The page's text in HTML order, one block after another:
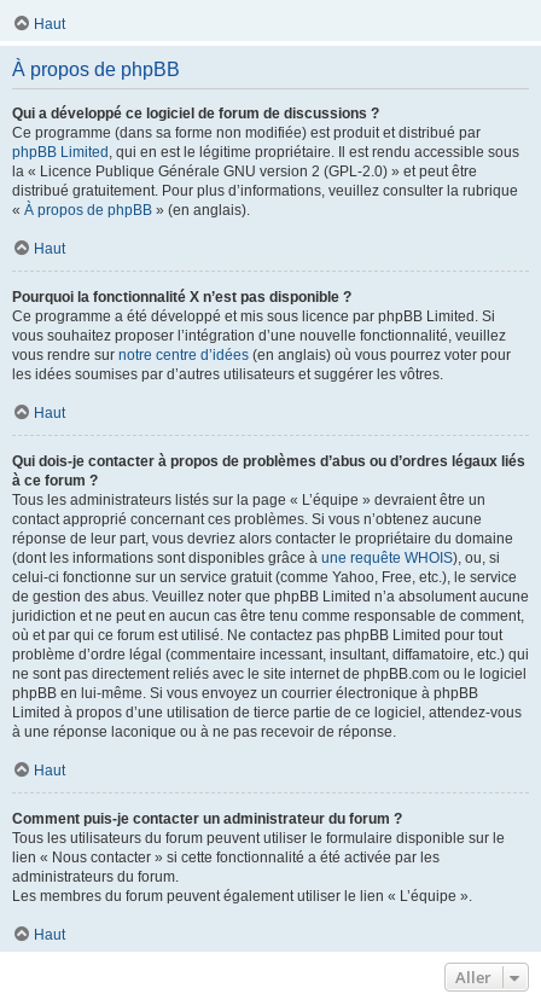
Haut
À propos de phpBB
Qui a développé ce logiciel de forum de discussions ?
Ce programme (dans sa forme non modifiée) est produit et distribué par
phpBB Limited , qui en est le légitime propriétaire. Il est rendu accessible sous
la « Licence Publique Générale GNU version 2 (GPL-2.0) » et peut être
distribué gratuitement. Pour plus d’informations, veuillez consulter la rubrique
« À propos de phpBB » (en anglais).
Haut
Pourquoi la fonctionnalité X n’est pas disponible ?
Ce programme a été développé et mis sous licence par phpBB Limited. Si
vous souhaitez proposer l’intégration d’une nouvelle fonctionnalité, veuillez
vous rendre sur notre centre d’idées (en anglais) où vous pourrez voter pour
les idées soumises par d’autres utilisateurs et suggérer les vôtres.
Haut
Qui dois-je contacter à propos de problèmes d’abus ou d’ordres légaux liés
à ce forum ?
Tous les administrateurs listés sur la page « L’équipe » devraient être un
contact approprié concernant ces problèmes. Si vous n’obtenez aucune
réponse de leur part, vous devriez alors contacter le propriétaire du domaine
(dont les informations sont disponibles grâce à une requête WHOIS), ou, si
celui-ci fonctionne sur un service gratuit (comme Yahoo, Free, etc.), le service
de gestion des abus. Veuillez noter que phpBB Limited n’a absolument aucune
juridiction et ne peut en aucun cas être tenu comme responsable de comment,
où et par qui ce forum est utilisé. Ne contactez pas phpBB Limited pour tout
problème d’ordre légal (commentaire incessant, insultant, diffamatoire, etc.) qui
ne sont pas directement reliés avec le site internet de phpBB.com ou le logiciel
phpBB en lui-même. Si vous envoyez un courrier électronique à phpBB
Limited à propos d’une utilisation de tierce partie de ce logiciel, attendez-vous
à une réponse laconique ou à ne pas recevoir de réponse.
Haut
Comment puis-je contacter un administrateur du forum ?
Tous les utilisateurs du forum peuvent utiliser le formulaire disponible sur le
lien « Nous contacter » si cette fonctionnalité a été activée par les
administrateurs du forum.
Les membres du forum peuvent également utiliser le lien « L’équipe ».
Haut
Aller